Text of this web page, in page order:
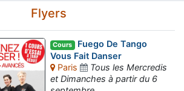
Flyers
Cours Fuego De Tango
Vous Fait Danser
Paris
Tous les Mercredis
et Dimanches à partir du 6